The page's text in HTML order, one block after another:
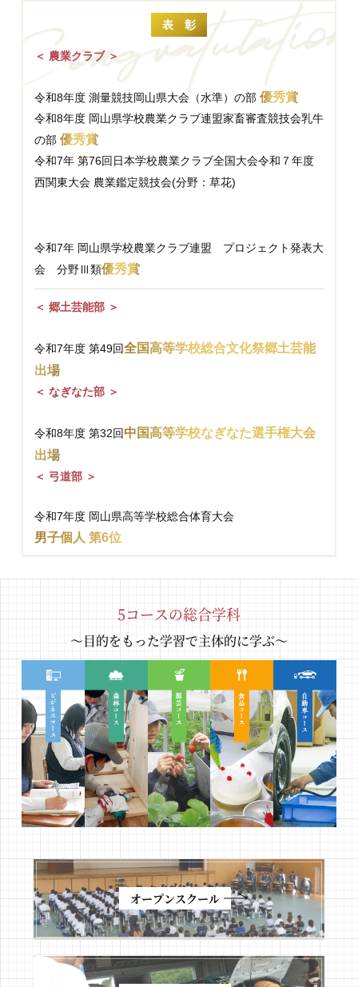
表 彰
＜ 農業クラブ ＞
令和8年度 測量競技岡山県大会（水準）の部 優秀賞
令和8年度 岡山県学校農業クラブ連盟家畜審査競技会乳牛
の部 優秀賞
令和7年 第76回日本学校農業クラブ全国大会令和７年度
西関東大会 農業鑑定競技会(分野：草花)
令和7年 岡山県学校農業クラブ連盟 プロジェクト発表大
会 分野Ⅲ類優秀賞
＜ 郷土芸能部 ＞
令和7年度 第49回全国高等学校総合文化祭郷土芸能
出場
＜ なぎなた部 ＞
令和8年度 第32回中国高等学校なぎなた選手権大会
出場
＜ 弓道部 ＞
令和7年度 岡山県高等学校総合体育大会
男子個人 第6位
5コースの総合学科
～目的をもった学習で主体的に学ぶ～
オープンスクール